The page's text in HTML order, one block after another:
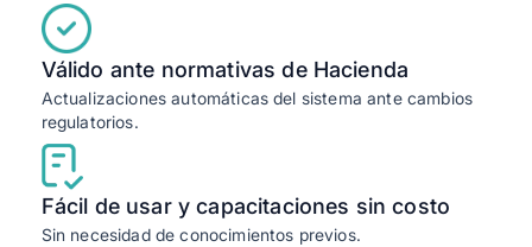
Válido ante normativas de Hacienda
Actualizaciones automáticas del sistema ante cambios
regulatorios.
Fácil de usar y capacitaciones sin costo
Sin necesidad de conocimientos previos.